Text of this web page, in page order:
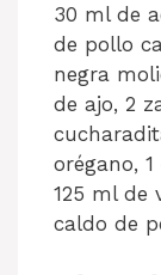
30 ml de
de pollo
negra
de ajo, 2
orégano,
125 ml de
caldo de